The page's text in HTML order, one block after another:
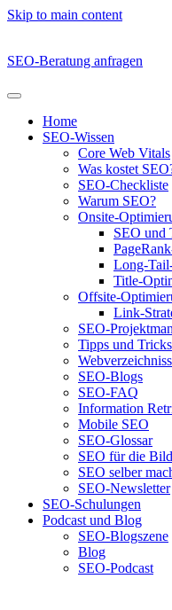
Skip to main content
SEO-Beratung anfragen
Home
SEO-Wissen
Core Web Vitals
Was kostet
SEO-Checkliste
Warum SEO?
Onsite-
SEO und
Long-
Title-
Offsite-
Link-
SEO-
Tipps und Tricks
SEO-Blogs
SEO-FAQ
Information
Mobile SEO
SEO-Glossar
SEO für die
SEO selber
SEO-Newsletter
SEO-Schulungen
Podcast und Blog
SEO-Blogszene
Blog
SEO-Podcast